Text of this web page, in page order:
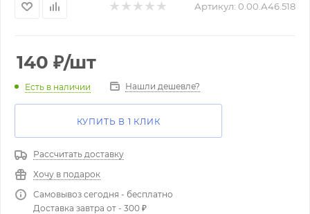
Артикул: 0.00.А46.518
140 ₽/шт
Есть в наличии Нашли дешевле?
КУПИТЬ В 1 КЛИК
Рассчитать доставку
Хочу в подарок
Самовывоз сегодня - бесплатно
Доставка завтра от - 300 ₽